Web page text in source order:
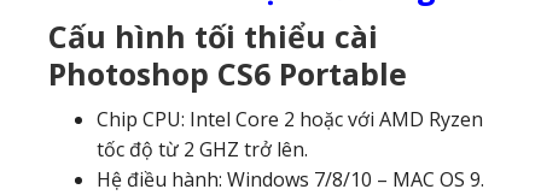
Cấu hình tối thiểu cài
Photoshop CS6 Portable
Chip CPU: Intel Core 2 hoặc với AMD Ryzen
tốc độ từ 2 GHZ trở lên.
Hệ điều hành: Windows 7/8/10 – MAC OS 9.